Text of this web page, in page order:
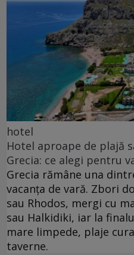
hotel
Hotel aproape de plajă
Grecia: ce alegi pentru
Grecia rămâne una
vacanța de vară. Zbori
sau Rhodos, mergi cu
sau Halkidiki, iar la
mare limpede, plaje
taverne.